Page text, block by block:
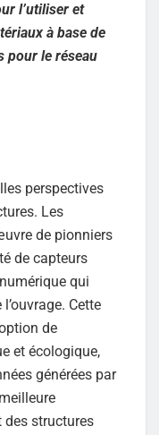
l’utiliser et
à base de
pour le réseau
perspectives
Les
de pionniers
de capteurs
qui
Cette
de
et écologique,
générées par
structures